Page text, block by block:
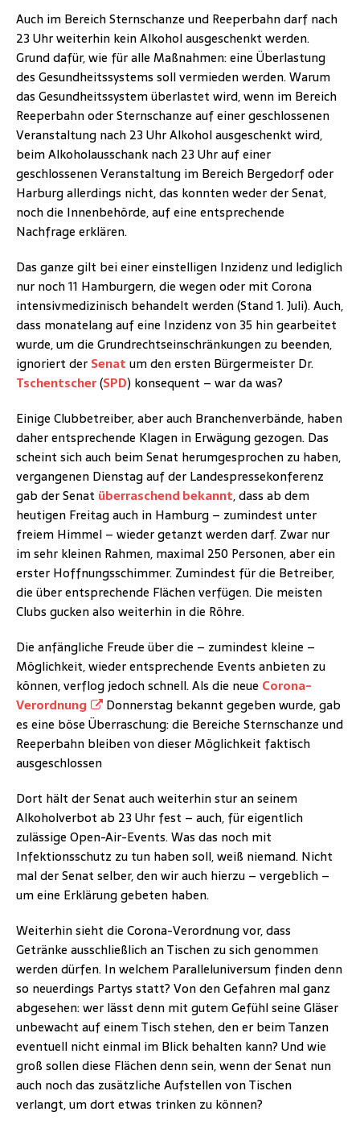
Auch im Bereich Sternschanze und Reeperbahn darf nach
23 Uhr weiterhin kein Alkohol ausgeschenkt werden.
Grund dafür, wie für alle Maßnahmen: eine Überlastung
des Gesundheitssystems soll vermieden werden. Warum
das Gesundheitssystem überlastet wird, wenn im Bereich
Reeperbahn oder Sternschanze auf einer geschlossenen
Veranstaltung nach 23 Uhr Alkohol ausgeschenkt wird,
beim Alkoholausschank nach 23 Uhr auf einer
geschlossenen Veranstaltung im Bereich Bergedorf oder
Harburg allerdings nicht, das konnten weder der Senat,
noch die Innenbehörde, auf eine entsprechende
Nachfrage erklären.
Das ganze gilt bei einer einstelligen Inzidenz und lediglich
nur noch 11 Hamburgern, die wegen oder mit Corona
intensivmedizinisch behandelt werden (Stand 1. Juli). Auch,
dass monatelang auf eine Inzidenz von 35 hin gearbeitet
wurde, um die Grundrechtseinschränkungen zu beenden,
ignoriert der Senat um den ersten Bürgermeister Dr.
Tschentscher(SPD) konsequent – war da was?
Einige Clubbetreiber, aber auch Branchenverbände, haben
daher entsprechende Klagen in Erwägung gezogen. Das
scheint sich auch beim Senat herumgesprochen zu haben,
vergangenen Dienstag auf der Landespressekonferenz
gab der Senat überraschend bekannt, dass ab dem
heutigen Freitag auch in Hamburg – zumindest unter
freiem Himmel – wieder getanzt werden darf. Zwar nur
im sehr kleinen Rahmen, maximal 250 Personen, aber ein
erster Hoffnungsschimmer. Zumindest für die Betreiber,
die über entsprechende Flächen verfügen. Die meisten
Clubs gucken also weiterhin in die Röhre.
Die anfängliche Freude über die – zumindest kleine –
Möglichkeit, wieder entsprechende Events anbieten zu
können, verflog jedoch schnell. Als die neue Corona-
Verordnung
Donnerstag bekannt gegeben wurde, gab
es eine böse Überraschung: die Bereiche Sternschanze und
Reeperbahn bleiben von dieser Möglichkeit faktisch
ausgeschlossen
Dort hält der Senat auch weiterhin stur an seinem
Alkoholverbot ab 23 Uhr fest – auch, für eigentlich
zulässige Open-Air-Events. Was das noch mit
Infektionsschutz zu tun haben soll, weiß niemand. Nicht
mal der Senat selber, den wir auch hierzu – vergeblich –
um eine Erklärung gebeten haben.
Weiterhin sieht die Corona-Verordnung vor, dass
Getränke ausschließlich an Tischen zu sich genommen
werden dürfen. In welchem Paralleluniversum finden denn
so neuerdings Partys statt? Von den Gefahren mal ganz
abgesehen: wer lässt denn mit gutem Gefühl seine Gläser
unbewacht auf einem Tisch stehen, den er beim Tanzen
eventuell nicht einmal im Blick behalten kann? Und wie
groß sollen diese Flächen denn sein, wenn der Senat nun
auch noch das zusätzliche Aufstellen von Tischen
verlangt, um dort etwas trinken zu können?